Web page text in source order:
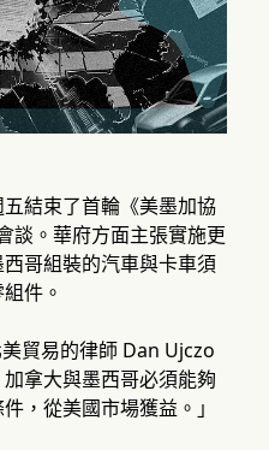
結束了首輪《美墨加協
談。華府方面主張實施更
哥組裝的汽車與卡車須
件。
貿易的律師 Dan Ujczo
拿大與墨西哥必須能夠
，從美國市場獲益。」